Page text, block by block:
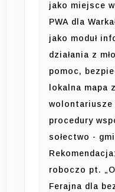
jako miejsce
PWA dla
jako moduł
działania z
pomoc,
lokalna mapa
procedury
sołectwo -
roboczo pt.
Ferajna dla